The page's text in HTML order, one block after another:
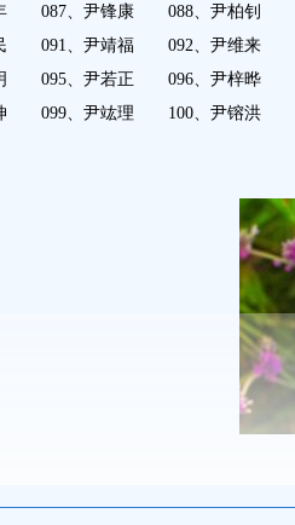
087、尹锋康 088、尹柏钊
091、尹靖福 092、尹维来
095、尹若正 096、尹梓晔
099、尹竑理 100、尹镕洪